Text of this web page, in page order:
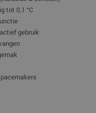
tot 0,1 °C
gebruik